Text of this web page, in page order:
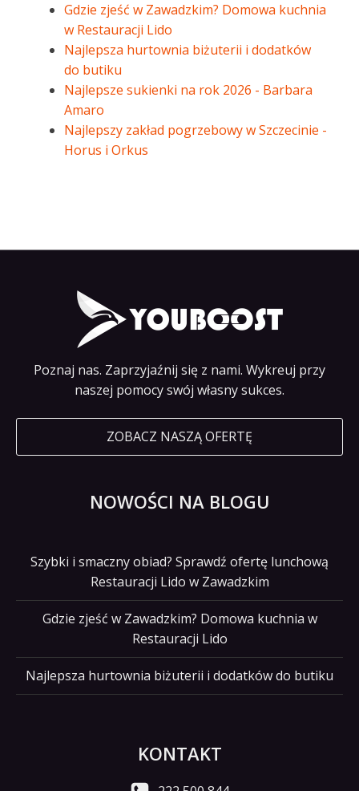
Gdzie zjeść w Zawadzkim? Domowa kuchnia
w Restauracji Lido
Najlepsza hurtownia biżuterii i dodatków
do butiku
Najlepsze sukienki na rok 2026 - Barbara
Amaro
Najlepszy zakład pogrzebowy w Szczecinie -
Horus i Orkus
Poznaj nas. Zaprzyjaźnij się z nami. Wykreuj przy
naszej pomocy swój własny sukces.
ZOBACZ NASZĄ OFERTĘ
NOWOŚCI NA BLOGU
Szybki i smaczny obiad? Sprawdź ofertę lunchową
Restauracji Lido w Zawadzkim
Gdzie zjeść w Zawadzkim? Domowa kuchnia w
Restauracji Lido
Najlepsza hurtownia biżuterii i dodatków do butiku
KONTAKT